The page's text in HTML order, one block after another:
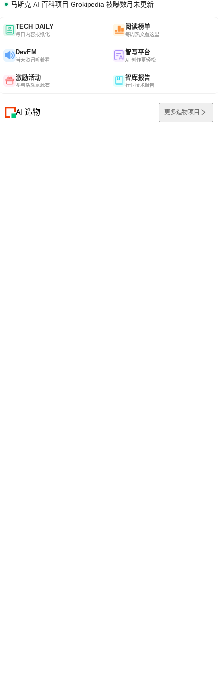
马斯克 AI 百科项目 Grokipedia 被曝数月未更新
TECH DAILY
每日内容报纸化
阅读榜单
每周热文看这里
DevFM
当天资讯听着看
智写平台
AI 创作更轻松
激励活动
参与活动赢源石
智库报告
行业技术报告
AI 造物 更多造物项目